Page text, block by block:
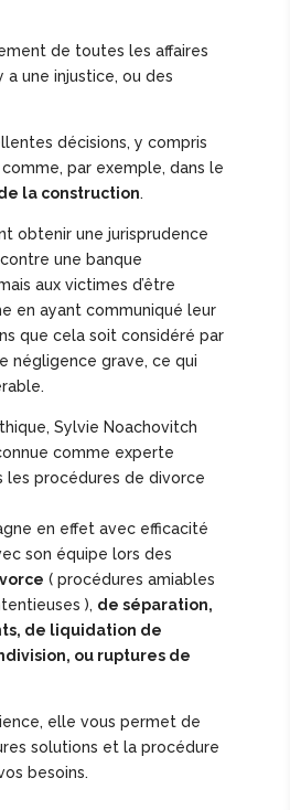
de toutes les affaires
a une injustice, ou des
décisions, y compris
comme, par exemple, dans le
la construction.
obtenir une jurisprudence
une banque
aux victimes d’être
en ayant communiqué leur
que cela soit considéré par
négligence grave, ce qui
Sylvie Noachovitch
comme experte
les procédures de divorce
en effet avec efficacité
son équipe lors des
( procédures amiables
), de séparation,
de liquidation de
ou ruptures de
elle vous permet de
solutions et la procédure
besoins.